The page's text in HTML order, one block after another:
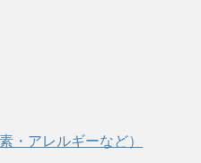
・アレルギーなど）